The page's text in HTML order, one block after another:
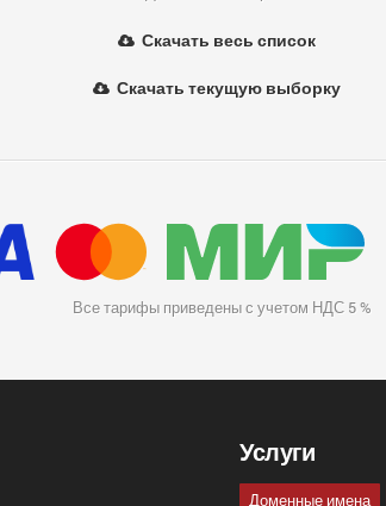
Скачать весь список
Скачать текущую выборку
Все тарифы приведены с учетом НДС 5 %
Услуги
Доменные имена